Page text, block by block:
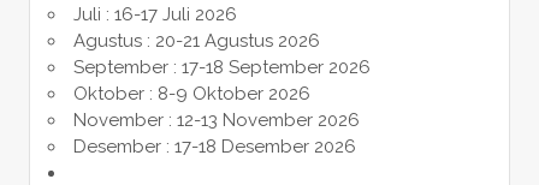
Juli : 16-17 Juli 2026
Agustus : 20-21 Agustus 2026
September : 17-18 September 2026
Oktober : 8-9 Oktober 2026
November : 12-13 November 2026
Desember : 17-18 Desember 2026